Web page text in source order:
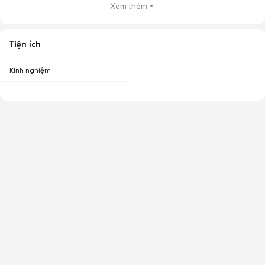
Xem thêm
Tiện ích
Kinh nghiệm